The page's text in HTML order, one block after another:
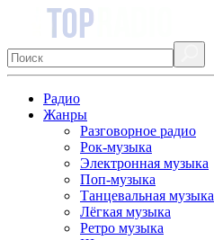
Радио
Жанры
Разговорное радио
Рок-музыка
Электронная музыка
Поп-музыка
Танцевальная музыка
Лёгкая музыка
Ретро музыка